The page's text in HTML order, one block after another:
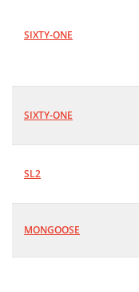
SIXTY-ONE
SIXTY-ONE
SL2
MONGOOSE